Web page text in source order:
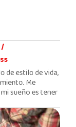
de estilo de vida,
Me
sueño es tener